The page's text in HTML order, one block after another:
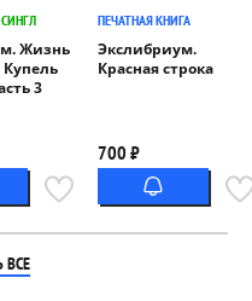
Жизнь
Купель
3
ПЕЧАТНАЯ КНИГА
Экслибриум.
Красная строка
700 ₽
ВСЕ